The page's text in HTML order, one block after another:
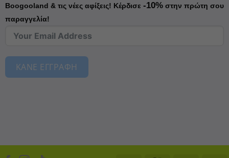
Boogooland & τις νέες αφίξεις! Κέρδισε -10%στην πρώτη σου
παραγγελία!
ΚΑΝΕ ΕΓΓΡΑΦΗ